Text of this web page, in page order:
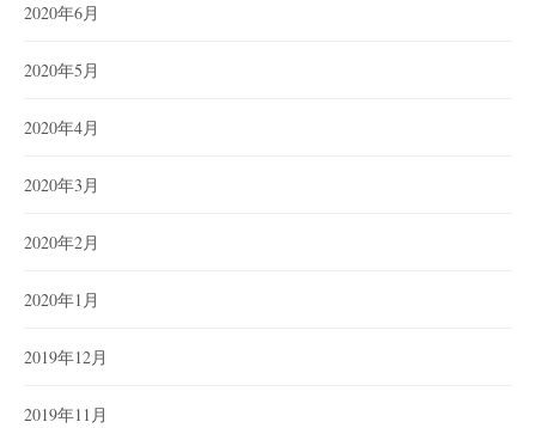
2020年6月
2020年5月
2020年4月
2020年3月
2020年2月
2020年1月
2019年12月
2019年11月